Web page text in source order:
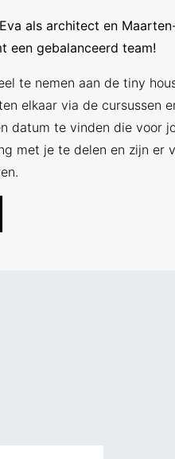
als architect en
een gebalanceerd team!
te nemen aan de tiny
elkaar via de cursussen
datum te vinden die voor
met je te delen en zijn er